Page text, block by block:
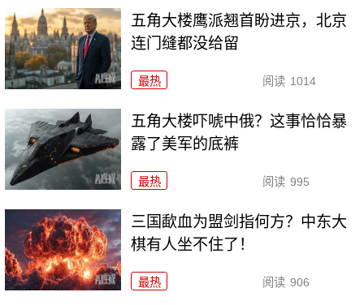
五角大楼鹰派翘首盼进京，北京
连门缝都没给留
最热 阅读 1014
五角大楼吓唬中俄？这事恰恰暴
露了美军的底裤
最热 阅读 995
三国歃血为盟剑指何方？中东大
棋有人坐不住了！
最热 阅读 906